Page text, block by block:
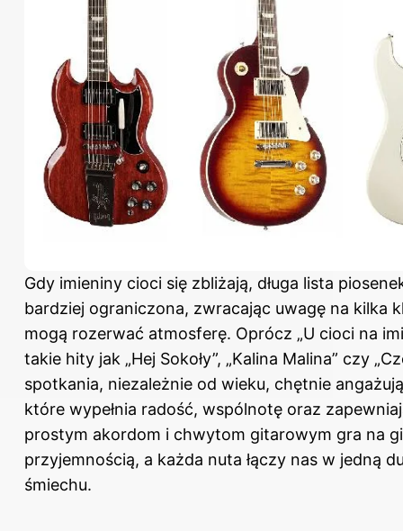
Gdy imieniny cioci się zbliżają, długa lista
bardziej ograniczona, zwracając uwagę na kilka
mogą rozerwać atmosferę. Oprócz „U cioci na
takie hity jak „Hej Sokoły”, „Kalina Malina” czy
spotkania, niezależnie od wieku, chętnie
które wypełnia radość, wspólnotę oraz
prostym akordom i chwytom gitarowym gra na
przyjemnością, a każda nuta łączy nas w jedną
śmiechu.